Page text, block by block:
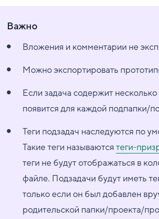
Важно
Вложения и комментарии не
Можно экспортировать
Если задача содержит
появится для каждой подпапки/
Теги подзадач наследуются по
Такие теги называются теги-
теги не будут отображаться в
файле. Подзадачи будут иметь
только если он был добавлен
родительской папки/проекта/